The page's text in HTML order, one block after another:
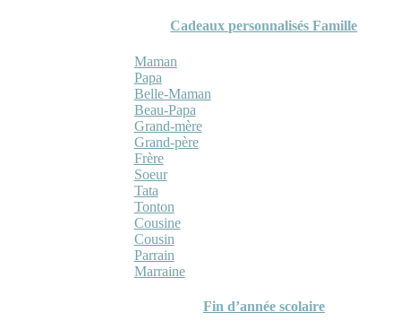
Cadeaux personnalisés Famille
Maman
Papa
Belle-Maman
Beau-Papa
Grand-mère
Grand-père
Frère
Soeur
Tata
Tonton
Cousine
Cousin
Parrain
Marraine
Fin d’année scolaire